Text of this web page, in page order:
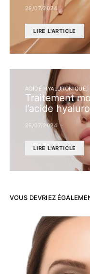
29/07/2024
LIRE L'ARTICLE
ACIDE HYALURONIQUE
Traitement
l’acide
29/07/2024
LIRE L'ARTICLE
VOUS DEVRIEZ